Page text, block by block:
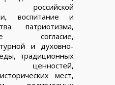
российской
воспитание и
патриотизма,
согласие,
и духовно-
традиционных
ценностей,
мест,